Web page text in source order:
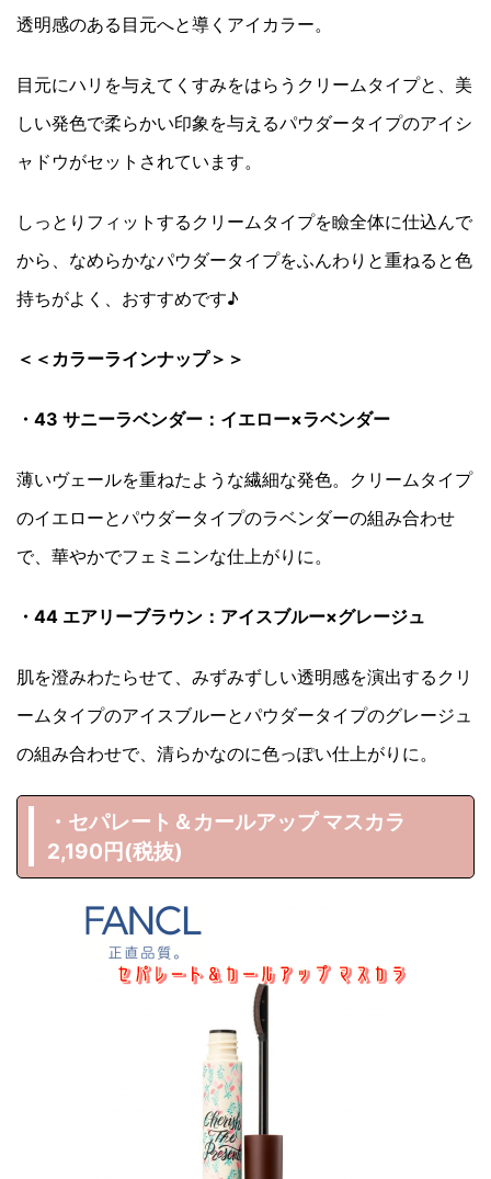
透明感のある目元へと導くアイカラー。
目元にハリを与えてくすみをはらうクリームタイプと、美
しい発色で柔らかい印象を与えるパウダータイプのアイシ
ャドウがセットされています。
しっとりフィットするクリームタイプを瞼全体に仕込んで
から、なめらかなパウダータイプをふんわりと重ねると色
持ちがよく、おすすめです♪
＜＜カラーラインナップ＞＞
・43 サニーラベンダー：イエロー×ラベンダー
薄いヴェールを重ねたような繊細な発色。クリームタイプ
のイエローとパウダータイプのラベンダーの組み合わせ
で、華やかでフェミニンな仕上がりに。
・44 エアリーブラウン：アイスブルー×グレージュ
肌を澄みわたらせて、みずみずしい透明感を演出するクリ
ームタイプのアイスブルーとパウダータイプのグレージュ
の組み合わせで、清らかなのに色っぽい仕上がりに。
・セパレート＆カールアップ マスカラ
2,190円(税抜)